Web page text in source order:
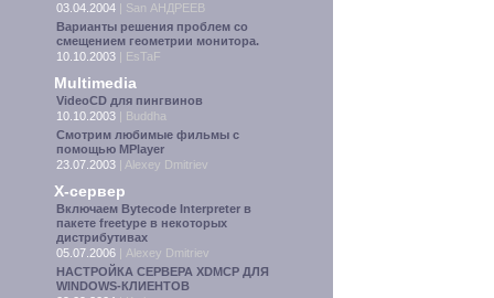
03.04.2004 | San АНДРЕЕВ
Варианты решения проблем со
смещением геометрии монитора.
10.10.2003 | EsTaF
Multimedia
VideoCD для пингвинов
10.10.2003 | Buddha
Смотрим любимые фильмы с
помощью MPlayer
23.07.2003 | Alexey Dmitriev
X-сервер
Включаем Bytecode Interpreter в
пакете freetype в некоторых
дистрибутивах
05.07.2006 | Alexey Dmitriev
НАСТРОЙКА СЕРВЕРА XDMCP ДЛЯ
WINDOWS-КЛИЕНТОВ